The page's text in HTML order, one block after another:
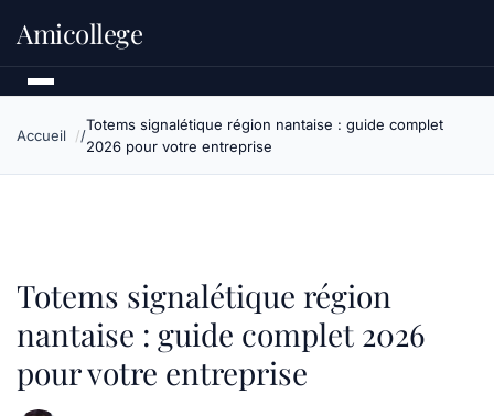
Amicollege
Accueil
Totems signalétique région nantaise : guide complet
2026 pour votre entreprise
Totems signalétique région
nantaise : guide complet 2026
pour votre entreprise